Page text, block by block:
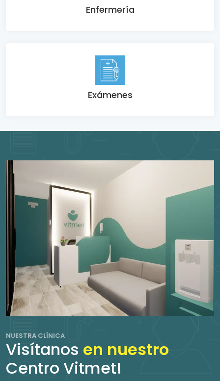
Enfermería
Exámenes
NUESTRA CLÍNICA
Visítanos en nuestro
Centro Vitmet!